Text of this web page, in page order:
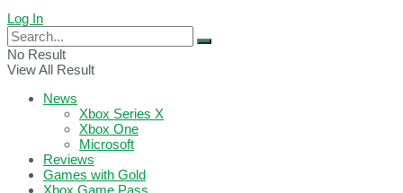
Log In
No Result
View All Result
News
Xbox Series X
Xbox One
Microsoft
Reviews
Games with Gold
Xbox Game Pass